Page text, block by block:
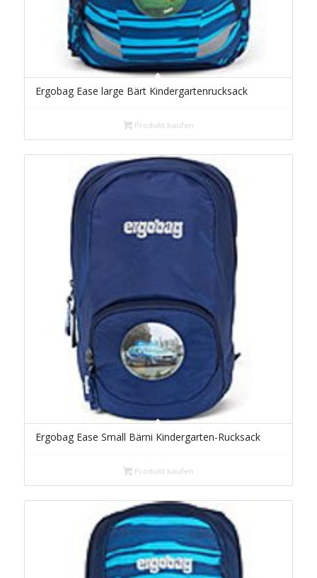
Ergobag Ease large Bärt Kindergartenrucksack
Produkt kaufen
Ergobag Ease Small Bärni Kindergarten-Rucksack
Produkt kaufen